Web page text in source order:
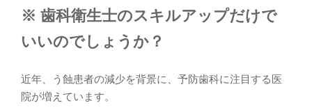
※ 歯科衛生士のスキルアップだけで
いいのでしょうか？
近年、う蝕患者の減少を背景に、予防歯科に注目する医
院が増えています。